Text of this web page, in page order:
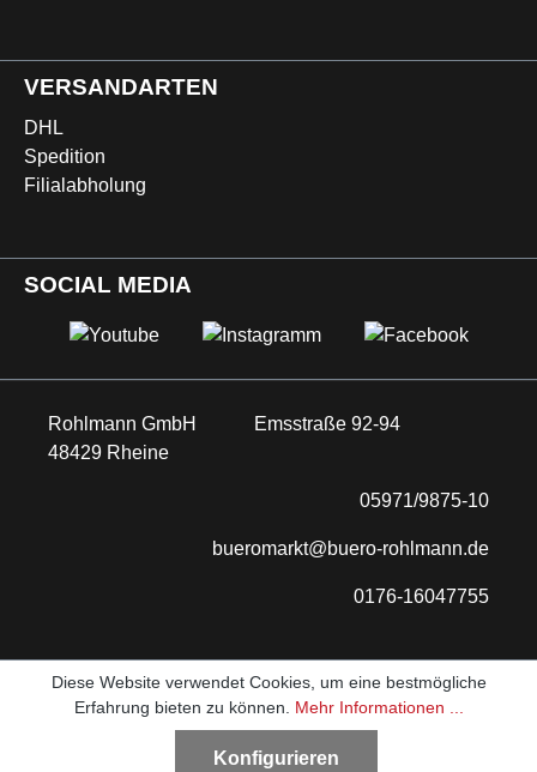
VERSANDARTEN
DHL
Spedition
Filialabholung
SOCIAL MEDIA
Rohlmann GmbH
Emsstraße 92-94
48429 Rheine
05971/9875-10
bueromarkt@buero-rohlmann.de
0176-16047755
Diese Website verwendet Cookies, um eine bestmögliche
Erfahrung bieten zu können. Mehr Informationen ...
Konfigurieren